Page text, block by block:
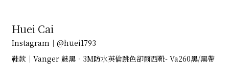
Huei Cai
Instagram｜@huei1793
鞋款｜Vanger 魅黑．3M防水英倫跳色卻爾西靴- Va260黑/黑帶